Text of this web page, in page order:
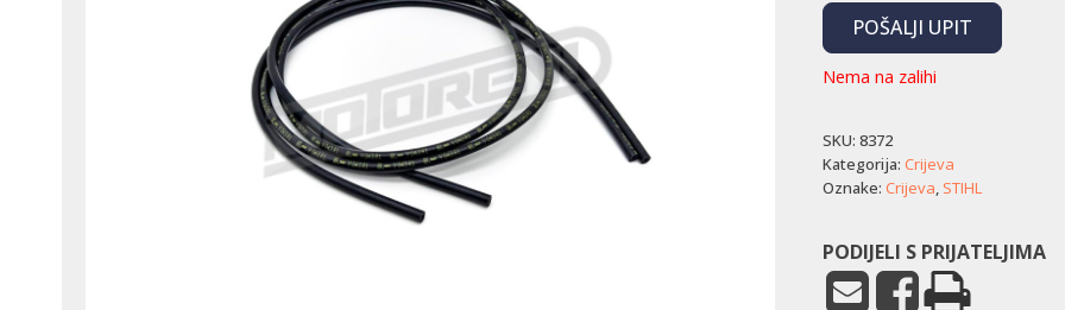
POŠALJI UPIT
Nema na zalihi
SKU: 8372
Kategorija: Crijeva
Oznake: Crijeva, STIHL
PODIJELI S PRIJATELJIMA